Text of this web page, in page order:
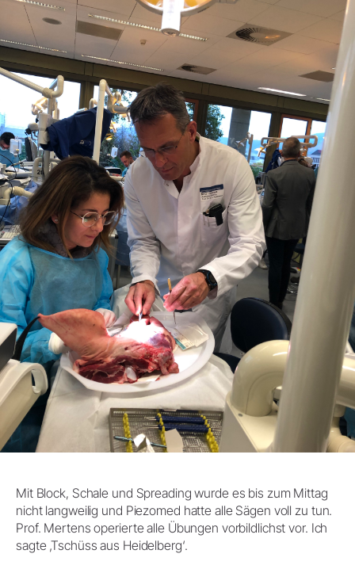
Mit Block, Schale und Spreading wurde es bis zum Mittag
nicht langweilig und Piezomed hatte alle Sägen voll zu tun.
Prof. Mertens operierte alle Übungen vorbildlichst vor. Ich
sagte ‚Tschüss aus Heidelberg‘.